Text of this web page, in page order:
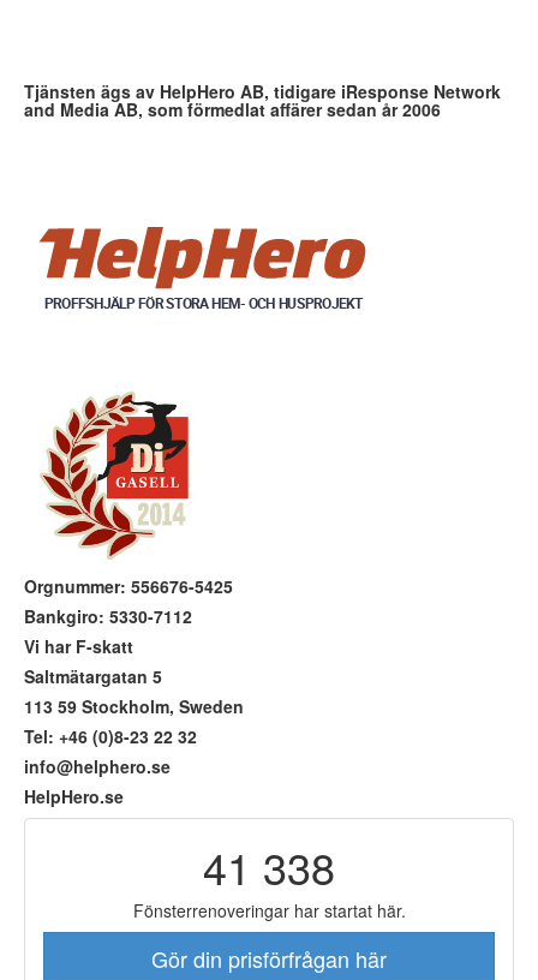
Tjänsten ägs av HelpHero AB, tidigare iResponse Network
and Media AB, som förmedlat affärer sedan år 2006
Orgnummer: 556676-5425
Bankgiro: 5330-7112
Vi har F-skatt
Saltmätargatan 5
113 59 Stockholm, Sweden
Tel: +46 (0)8-23 22 32
info@helphero.se
HelpHero.se
41 338
Fönsterrenoveringar har startat här.
Gör din prisförfrågan här